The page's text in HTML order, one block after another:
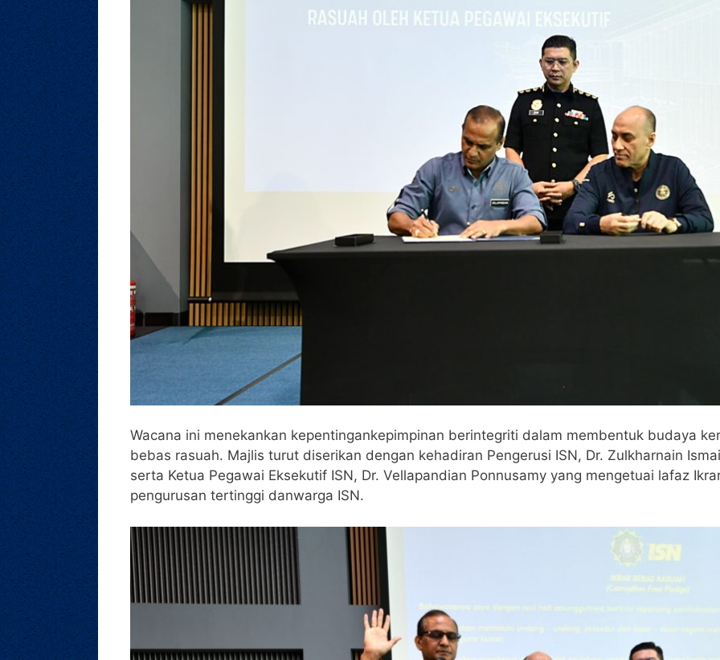
Wacana ini menekankan kepentingankepimpinan berintegriti dalam membentuk budaya
bebas rasuah. Majlis turut diserikan dengan kehadiran Pengerusi ISN, Dr. Zulkharnain
serta Ketua Pegawai Eksekutif ISN, Dr. Vellapandian Ponnusamy yang mengetuai lafaz
pengurusan tertinggi danwarga ISN.